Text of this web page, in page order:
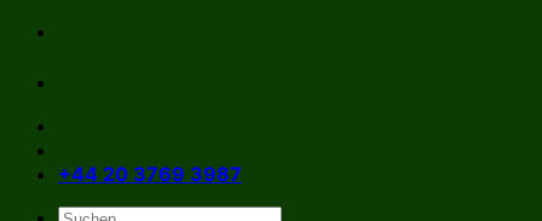
Zum
springen
+44 20 3769 3987